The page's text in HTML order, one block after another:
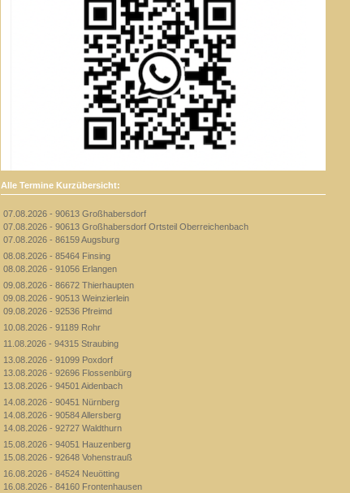
Alle Termine Kurzübersicht:
07.08.2026 - 90613 Großhabersdorf
07.08.2026 - 90613 Großhabersdorf Ortsteil Oberreichenbach
07.08.2026 - 86159 Augsburg
08.08.2026 - 85464 Finsing
08.08.2026 - 91056 Erlangen
09.08.2026 - 86672 Thierhaupten
09.08.2026 - 90513 Weinzierlein
09.08.2026 - 92536 Pfreimd
10.08.2026 - 91189 Rohr
11.08.2026 - 94315 Straubing
13.08.2026 - 91099 Poxdorf
13.08.2026 - 92696 Flossenbürg
13.08.2026 - 94501 Aidenbach
14.08.2026 - 90451 Nürnberg
14.08.2026 - 90584 Allersberg
14.08.2026 - 92727 Waldthurn
15.08.2026 - 94051 Hauzenberg
15.08.2026 - 92648 Vohenstrauß
16.08.2026 - 84524 Neuötting
16.08.2026 - 84160 Frontenhausen